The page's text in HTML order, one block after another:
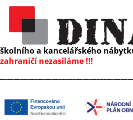
školního a
zahraničí nezasíláme !!!